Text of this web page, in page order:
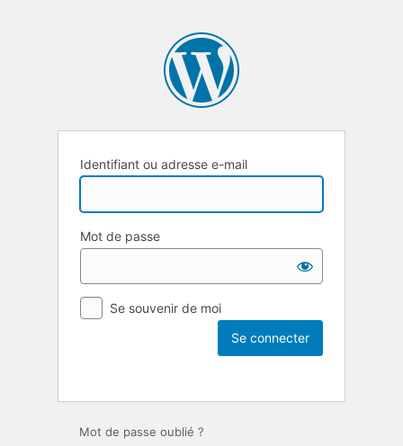
Identifiant ou adresse e-mail
Mot de passe
Se souvenir de moi
Mot de passe oublié ?